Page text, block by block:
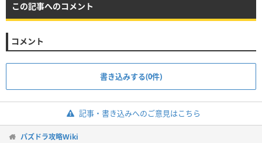
この記事へのコメント
コメント
書き込みする(0件)
記事・書き込みへのご意見はこちら
パズドラ攻略Wiki